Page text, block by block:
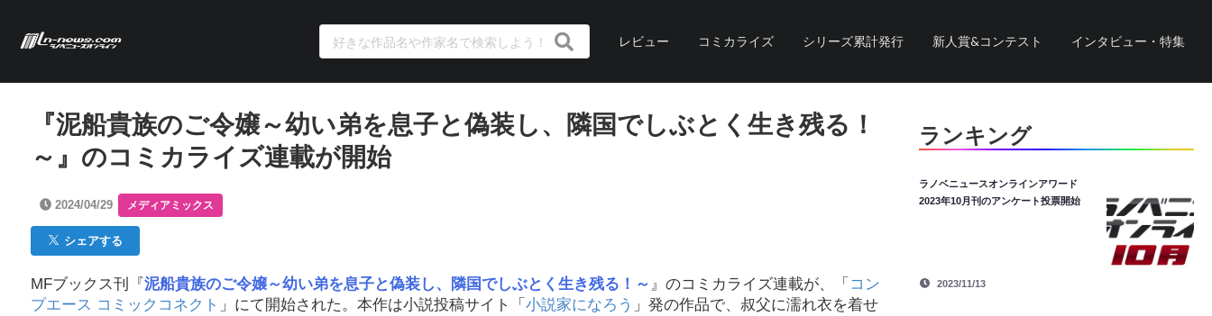
レビュー コミカライズ シリーズ累計発行 新人賞&コンテスト インタビュー・特集
『泥船貴族のご令嬢～幼い弟を息子と偽装し、隣国でしぶとく生き残る！
～』のコミカライズ連載が開始
2024/04/29 メディアミックス
シェアする
MFブックス刊『 泥船貴族のご令嬢～幼い弟を息子と偽装し、隣国でしぶとく生き残る！～ 』のコミカライズ連載が、「 コン
プエース コミックコネクト 」にて開始された。本作は小説投稿サイト「 小説家になろう 」発の作品で、叔父に濡れ衣を着せ
ランキング
ラノベニュースオンラインアワード
2023年10月刊のアンケート投票開始
2023/11/13